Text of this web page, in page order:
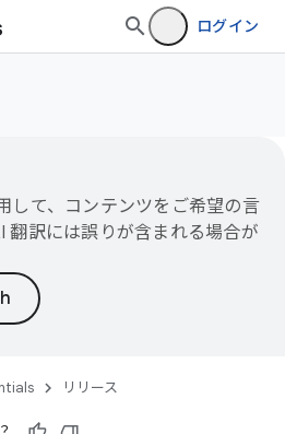
ログイン
して、コンテンツをご希望の言
翻訳には誤りが含まれる場合が
リリース